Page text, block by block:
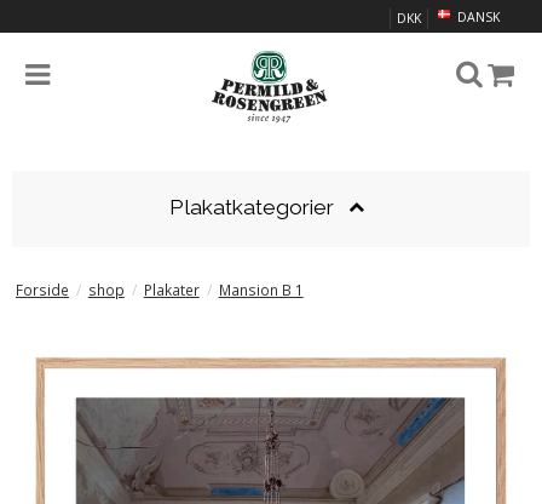
DANSK
DKK
Plakatkategorier
Forside / shop / Plakater / Mansion B 1